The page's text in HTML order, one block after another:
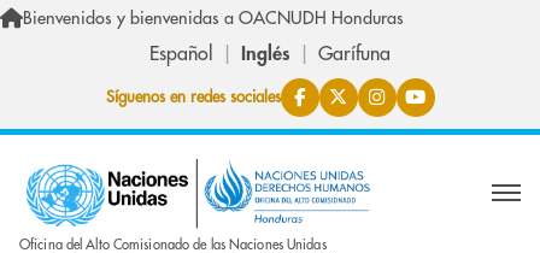
Skip to main content
Bienvenidos y bienvenidas a OACNUDH Honduras
Español Inglés Garífuna
Síguenos en redes sociales
Oficina del Alto Comisionado de las Naciones Unidas